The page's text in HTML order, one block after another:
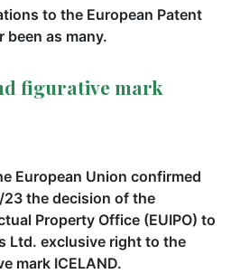
to the European Patent
been as many.
figurative mark
European Union confirmed
23 the decision of the
Property Office (EUIPO) to
Ltd. exclusive right to the
mark ICELAND.